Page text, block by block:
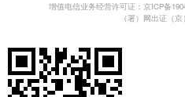
增值电信业务经营许可证：京ICP备
（署）网出证（